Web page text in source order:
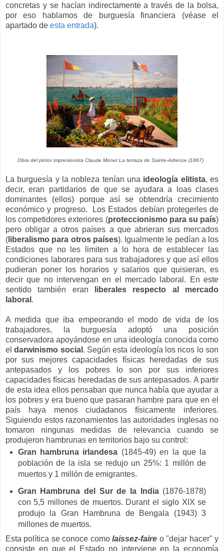
concretas y se hacían indirectamente a través de la bolsa,
por eso hablamos de burguesía financiera (véase el
apartado de esta entrada).
Obra del pintor impresionista Claude Monet La terraza de Sainte-Adresse (1867)
La burguesía y la nobleza tenían una ideología elitista, es
decir, eran partidarios de que se ayudara a loas clases
dominantes (ellos) porque así se obtendría crecimiento
económico y progreso. Los Estados debían protegerles de
los competidores exteriores (proteccionismo para su país)
pero obligar a otros países a que abrieran sus mercados
( liberalismo para otros países). Igualmente le pedían a los
Estados que no les limiten a lo hora de establecer las
condiciones laborares para sus trabajadores y que así ellos
pudieran poner los horarios y salarios que quisieran, es
decir que no intervengan en el mercado laboral. En este
sentido también eran
liberales respecto al mercado
laboral .
A medida que iba empeorando el modo de vida de los
trabajadores, la burguesía adoptó una posición
conservadora apoyándose en una ideología conocida como
el darwinismo social . Según esta ideología los ricos lo son
por sus mejores capacidades físicas heredadas de sus
antepasados y los pobres lo son por sus inferiores
capacidades físicas heredadas de sus antepasados. A partir
de esta idea ellos pensaban que nunca había que ayudar a
los pobres y era bueno que pasaran hambre para que en el
país haya menos ciudadanos físicamente inferiores.
Siguiendo estos razonamientos las autoridades inglesas no
tomaron ningunas medidas de relevancia cuando se
produjeron hambrunas en territorios bajo su control:
Gran hambruna irlandesa (1845-49) en la que la
población de la isla se redujo un 25%: 1 millón de
muertos y 1 millón de emigrantes.
Gran Hambruna del Sur de la India(1876-1878)
con 5,5 millones de muertos. Durant el siglo XIX se
produjo la Gran Hambruna de Bengala (1943) 3
millones de muertos.
Esta política se conoce comolaissez-faire o "dejar hacer" y
consiste en que el Estado no interviene en la economía